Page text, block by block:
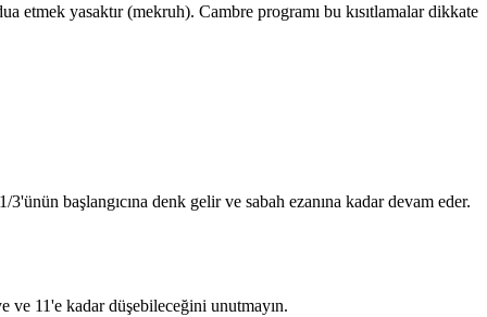
etmek yasaktır (mekruh). Cambre programı bu kısıtlamalar dikkate
başlangıcına denk gelir ve sabah ezanına kadar devam eder.
ve 11'e kadar düşebileceğini unutmayın.